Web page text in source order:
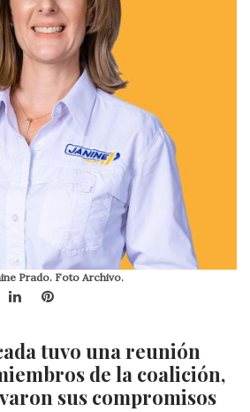
Prado. Foto Archivo.
LinkedInPinterest
tuvo una reunión
de la coalición,
sus compromisos